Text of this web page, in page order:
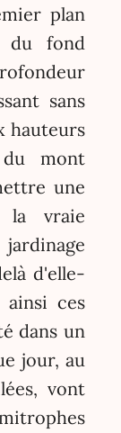
plan
du fond
sans
hauteurs
mont
une
vraie
d'elle-
ces
dans un
jour, au
vont